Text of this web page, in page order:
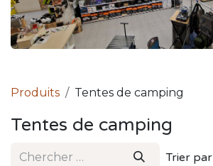
Produits Tentes de camping
Tentes de camping
Trier par